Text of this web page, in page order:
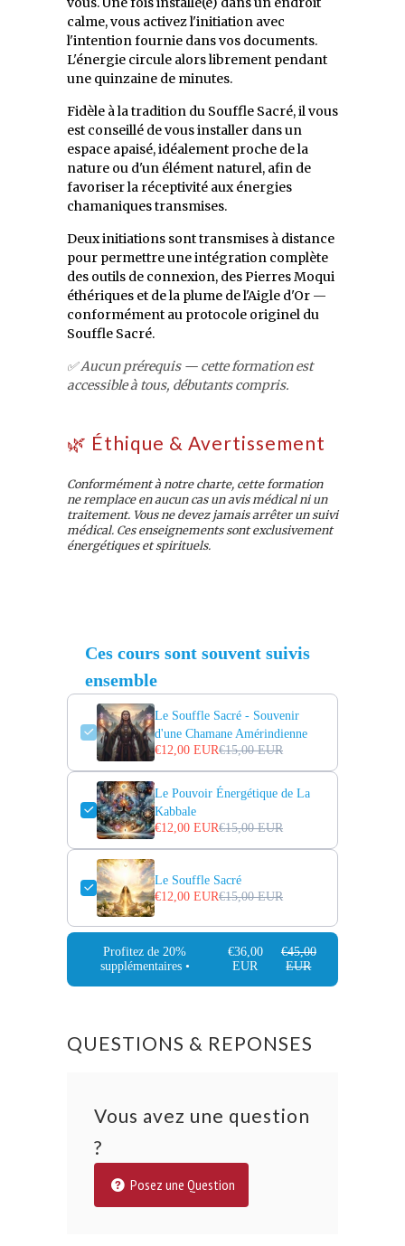
calme, vous activez l'initiation avec
l'intention fournie dans vos documents.
L'énergie circule alors librement pendant
une quinzaine de minutes.
Fidèle à la tradition du Souffle Sacré, il vous
est conseillé de vous installer dans un
espace apaisé, idéalement proche de la
nature ou d'un élément naturel, afin de
favoriser la réceptivité aux énergies
chamaniques transmises.
Deux initiations sont transmises à distance
pour permettre une intégration complète
des outils de connexion, des Pierres Moqui
éthériques et de la plume de l'Aigle d'Or —
conformément au protocole originel du
Souffle Sacré.
✅ Aucun prérequis — cette formation est
accessible à tous, débutants compris.
🌿 Éthique & Avertissement
Conformément à notre charte, cette formation
ne remplace en aucun cas un avis médical ni un
traitement. Vous ne devez jamais arrêter un suivi
médical. Ces enseignements sont exclusivement
énergétiques et spirituels.
Ces cours sont souvent suivis
ensemble
Le Souffle Sacré - Souvenir
d'une Chamane Amérindienne
€12,00 EUR€15,00 EUR
Le Pouvoir Énergétique de La
Kabbale
€12,00 EUR€15,00 EUR
Le Souffle Sacré
€12,00 EUR€15,00 EUR
Profitez de 20%
supplémentaires •
€36,00
EUR
€45,00
EUR
QUESTIONS & REPONSES
Vous avez une question
?
Posez une Question